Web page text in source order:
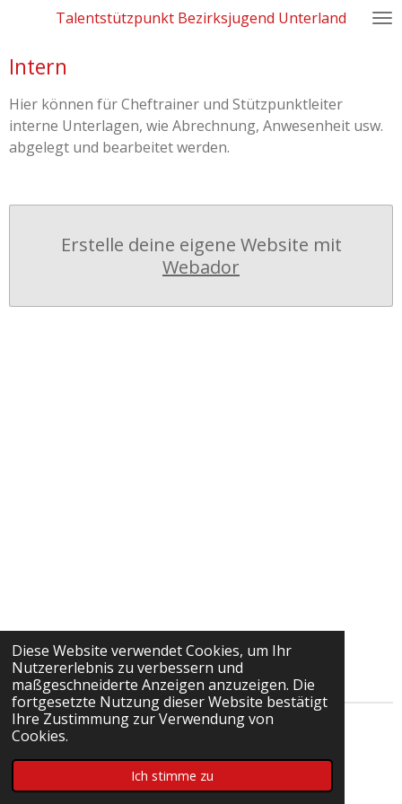
Diese Website verwendet Cookies, um Ihr
Nutzererlebnis zu verbessern und
maßgeschneiderte Anzeigen anzuzeigen. Die
fortgesetzte Nutzung dieser Website bestätigt
Ihre Zustimmung zur Verwendung von
Cookies.
Ich stimme zu
springen
Talentstützpunkt Bezirksjugend Unterland
Intern
Hier können für Cheftrainer und Stützpunktleiter
interne Unterlagen, wie Abrechnung, Anwesenheit usw.
abgelegt und bearbeitet werden.
Erstelle deine eigene Website mit
Webador
© 2022 - 2026 Talentstützpunkt Bezirksjugend
Mit Unterstützung vonWebador